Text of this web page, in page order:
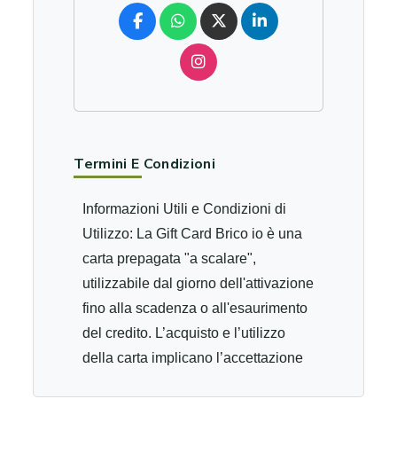
Termini E Condizioni
Informazioni Utili e Condizioni di
Utilizzo: La Gift Card Brico io è una
carta prepagata "a scalare",
utilizzabile dal giorno dell'attivazione
fino alla scadenza o all'esaurimento
del credito. L’acquisto e l’utilizzo
della carta implicano l’accettazione